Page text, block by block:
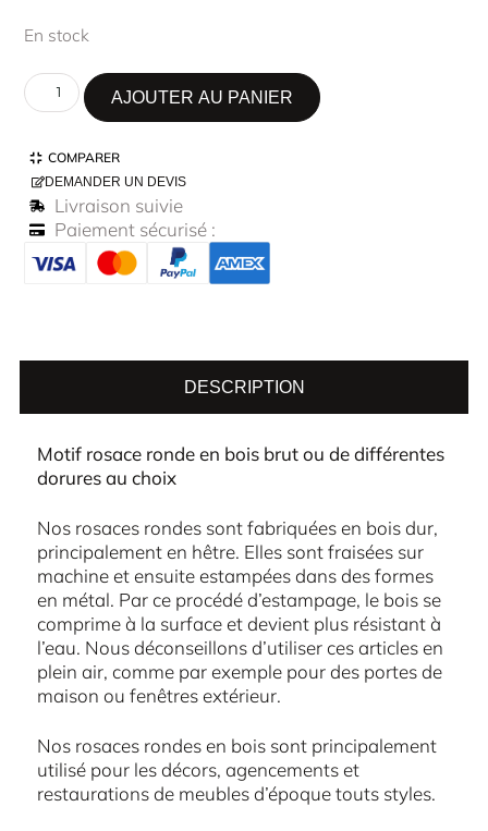
En stock
AJOUTER AU PANIER
COMPARER
DEMANDER UN DEVIS
Livraison suivie
Paiement sécurisé :
DESCRIPTION
Motif rosace ronde en bois brut ou de différentes
dorures au choix
Nos rosaces rondes sont fabriquées en bois dur,
principalement en hêtre. Elles sont fraisées sur
machine et ensuite estampées dans des formes
en métal. Par ce procédé d’estampage, le bois se
comprime à la surface et devient plus résistant à
l’eau. Nous déconseillons d’utiliser ces articles en
plein air, comme par exemple pour des portes de
maison ou fenêtres extérieur.
Nos rosaces rondes en bois sont principalement
utilisé pour les décors, agencements et
restaurations de meubles d’époque touts styles.